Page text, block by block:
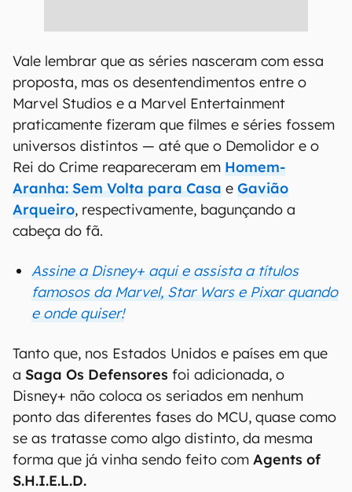
Vale lembrar que as séries nasceram com essa
proposta, mas os desentendimentos entre o
Marvel Studios e a Marvel Entertainment
praticamente fizeram que filmes e séries fossem
universos distintos — até que o Demolidor e o
Rei do Crime reapareceram em Homem-
Aranha: Sem Volta para Casa e Gavião
Arqueiro, respectivamente, bagunçando a
cabeça do fã.
Assine a Disney+ aqui e assista a títulos
famosos da Marvel, Star Wars e Pixar quando
e onde quiser!
Tanto que, nos Estados Unidos e países em que
a Saga Os Defensores foi adicionada, o
Disney+ não coloca os seriados em nenhum
ponto das diferentes fases do MCU, quase como
se as tratasse como algo distinto, da mesma
forma que já vinha sendo feito com Agents of
S.H.I.E.L.D.